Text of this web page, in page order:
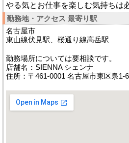
やる気とお仕事を楽しむ気持ちは
勤務地・アクセス 最寄り駅
名古屋市
東山線伏見駅、桜通り線高岳駅
勤務場所については要相談です。
店舗名：SIENNA シェンナ
住所：〒461-0001 名古屋市東区泉1-